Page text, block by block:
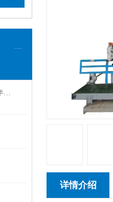
饲料颗粒包装机,肥料颗粒包装机,半自动颗粒包装机厂家
详情介绍